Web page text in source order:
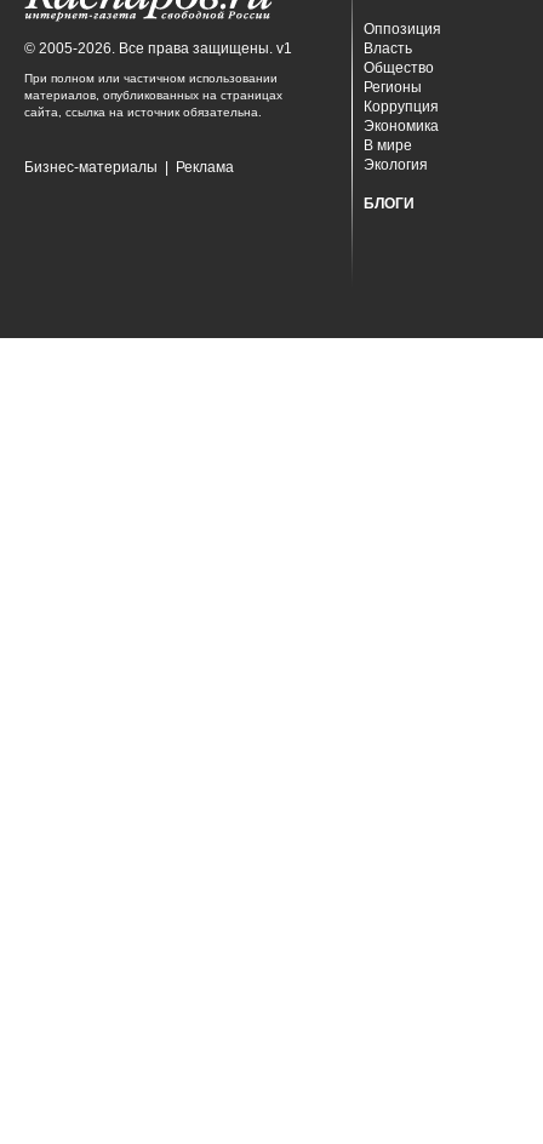
© 2005-2026. Все права защищены. v1
При полном или частичном использовании
материалов, опубликованных на страницах
сайта, ссылка на источник обязательна.
Бизнес-материалы Реклама
Оппозиция
Власть
Общество
Регионы
Коррупция
Экономика
В мире
Экология
БЛОГИ